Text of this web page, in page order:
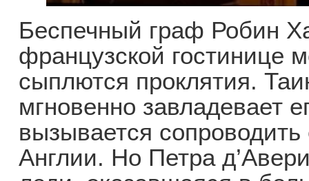
Беспечный граф Робин
французской гостинице
сыплются проклятия.
мгновенно завладевает
вызывается
Англии. Но Петра